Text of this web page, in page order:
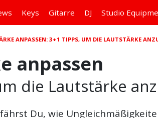
Keys Gitarre DJ Studio
ANPASSEN: 3+1 TIPPS, UM DIE LAUTSTÄRKE
anpassen
die Lautstärke
Du, wie